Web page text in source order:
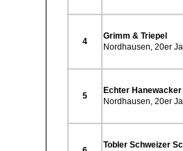
4
Grimm & Triepel
Nordhausen, 20er
5
Echter Hanewacker
Nordhausen, 20er
Tobler Schweizer